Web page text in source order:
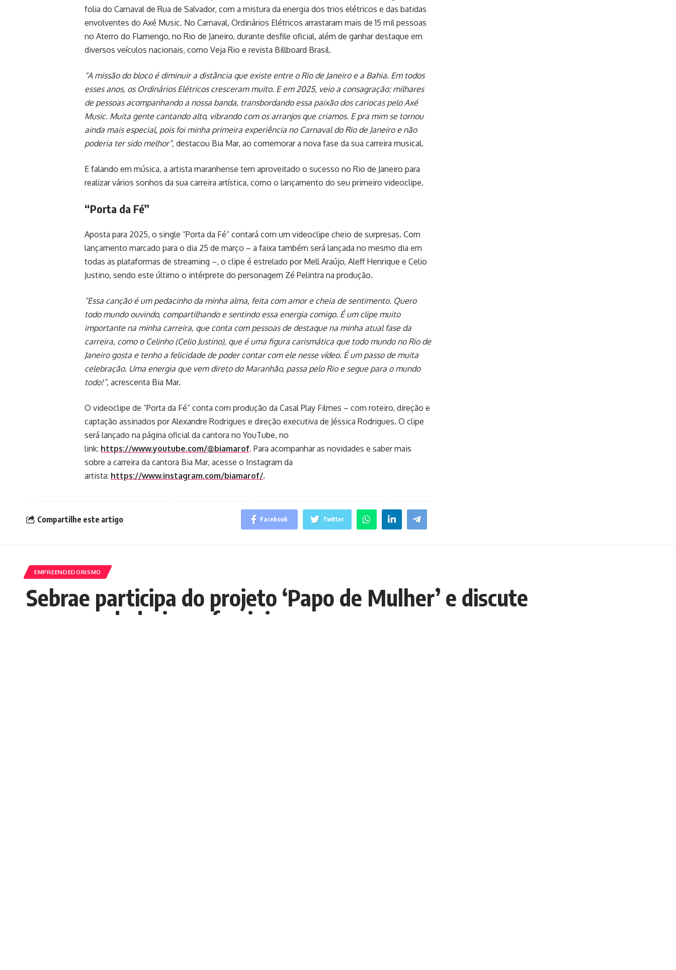
folia do Carnaval de Rua de Salvador, com a mistura da energia dos trios elétricos e das batidas
envolventes do Axé Music. No Carnaval, Ordinários Elétricos arrastaram mais de 15 mil pessoas
no Aterro do Flamengo, no Rio de Janeiro, durante desfile oficial, além de ganhar destaque em
diversos veículos nacionais, como Veja Rio e revista Billboard Brasil.
“A missão do bloco é diminuir a distância que existe entre o Rio de Janeiro e a Bahia. Em todos
esses anos, os Ordinários Elétricos cresceram muito. E em 2025, veio a consagração: milhares
de pessoas acompanhando a nossa banda, transbordando essa paixão dos cariocas pelo Axé
Music. Muita gente cantando alto, vibrando com os arranjos que criamos. E pra mim se tornou
ainda mais especial, pois foi minha primeira experiência no Carnaval do Rio de Janeiro e não
poderia ter sido melhor”, destacou Bia Mar, ao comemorar a nova fase da sua carreira musical.
E falando em música, a artista maranhense tem aproveitado o sucesso no Rio de Janeiro para
realizar vários sonhos da sua carreira artística, como o lançamento do seu primeiro videoclipe.
“Porta da Fé”
Aposta para 2025, o single “Porta da Fé” contará com um videoclipe cheio de surpresas. Com
lançamento marcado para o dia 25 de março – a faixa também será lançada no mesmo dia em
todas as plataformas de streaming –, o clipe é estrelado por Mell Araújo, Aleff Henrique e Celio
Justino, sendo este último o intérprete do personagem Zé Pelintra na produção.
“Essa canção é um pedacinho da minha alma, feita com amor e cheia de sentimento. Quero
todo mundo ouvindo, compartilhando e sentindo essa energia comigo. É um clipe muito
importante na minha carreira, que conta com pessoas de destaque na minha atual fase da
carreira, como o Celinho (Celio Justino), que é uma figura carismática que todo mundo no Rio de
Janeiro gosta e tenho a felicidade de poder contar com ele nesse vídeo. É um passo de muita
celebração. Uma energia que vem direto do Maranhão, passa pelo Rio e segue para o mundo
todo!”, acrescenta Bia Mar.
O videoclipe de “Porta da Fé” conta com produção da Casal Play Filmes – com roteiro, direção e
captação assinados por Alexandre Rodrigues e direção executiva de Jéssica Rodrigues. O clipe
será lançado na página oficial da cantora no YouTube, no
link: https://www.youtube.com/@biamarof. Para acompanhar as novidades e saber mais
sobre a carreira da cantora Bia Mar, acesse o Instagram da
artista: https://www.instagram.com/biamarof/.
Compartilhe este artigo Facebook Twitter
EMPREENDEDORISMO
Sebrae participa do projeto ‘Papo de Mulher’ e discute
empreendedorismo feminino